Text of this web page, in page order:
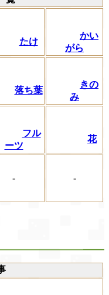
たけ
かい
がら
落ち葉
きの
み
フル
ーツ
花
- -